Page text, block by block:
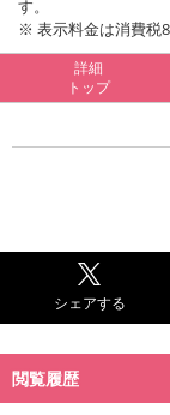
す。
※ 表示料金は消費税
詳細
トップ
シェアする
閲覧履歴